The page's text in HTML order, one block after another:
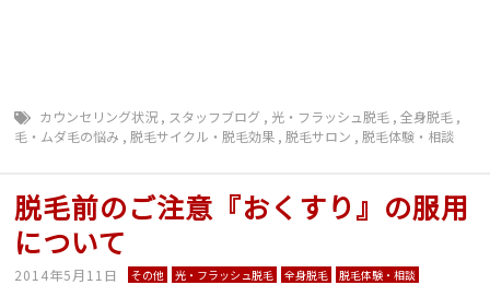
カウンセリング状況 , スタッフブログ , 光・フラッシュ脱毛 ,全身脱毛 ,
毛・ムダ毛の悩み ,脱毛サイクル・脱毛効果 ,脱毛サロン ,脱毛体験・相談
脱毛前のご注意『おくすり』の服用
について
2014年5月11日 その他 光・フラッシュ脱毛 全身脱毛 脱毛体験・相談